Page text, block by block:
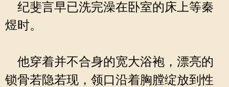
纪斐言早已洗完澡在卧室的床上等秦
煜时。
他穿着并不合身的宽大浴袍，漂亮的
锁骨若隐若现，领口沿着胸膛绽放到性